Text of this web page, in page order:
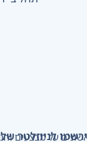
לניוזלטר
על מבצעים